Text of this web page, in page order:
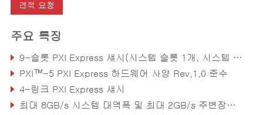
견적 요청
주요 특징
9-슬롯 PXI Express 섀시(시스템 슬롯 1개, 시스템 타이밍 슬롯 1개 및 하이브리드 주변장치 슬롯 7개 포함)
PXI™-5 PXI Express 하드웨어 사양 Rev.1.0 준수
4-링크 PXI Express 섀시
최대 8GB/s 시스템 대역폭 및 최대 2GB/s 주변장치 대역폭(모든 슬롯)